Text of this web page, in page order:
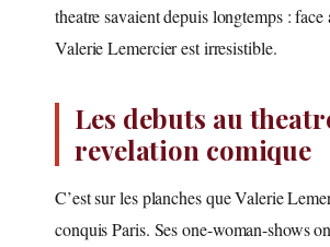
theatre savaient depuis longtemps :
Valerie Lemercier est irresistible.
Les debuts au
revelation comique
C’est sur les planches que Valerie
conquis Paris. Ses one-woman-shows